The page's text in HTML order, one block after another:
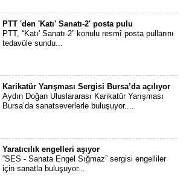
PTT 'den 'Katı' Sanatı-2' posta pulu
PTT, “Katı' Sanatı-2” konulu resmî posta pullarını
tedavüle sundu...
Karikatür Yarışması Sergisi Bursa’da açılıyor
Aydın Doğan Uluslararası Karikatür Yarışması
Bursa’da sanatseverlerle buluşuyor....
Yaratıcılık engelleri aşıyor
“SES - Sanata Engel Sığmaz” sergisi engelliler
için sanatla buluşuyor...